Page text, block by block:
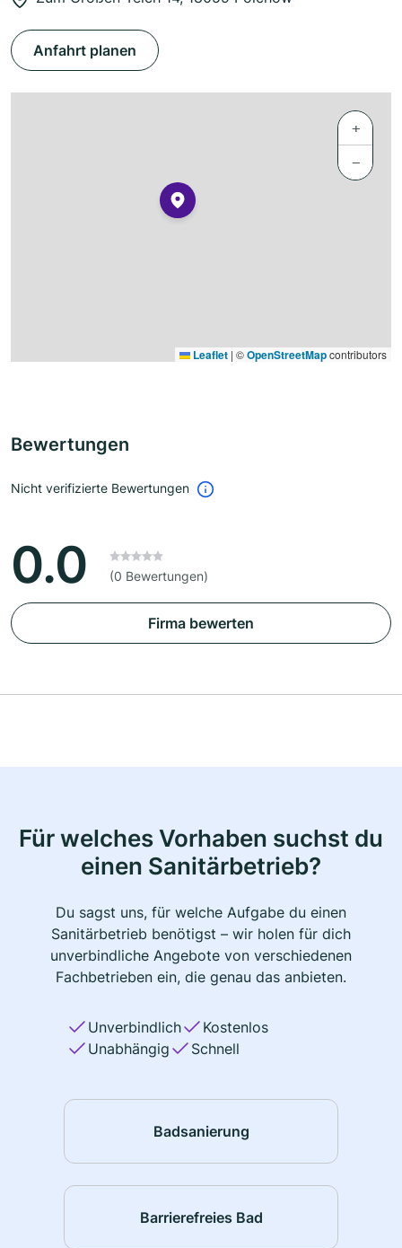
Anfahrt planen
+
−
Leaflet | ©OpenStreetMapcontributors
Bewertungen
Nicht verifizierte Bewertungen
0.0 (0 Bewertungen)
Firma bewerten
Für welches Vorhaben suchst du
einen Sanitärbetrieb?
Du sagst uns, für welche Aufgabe du einen
Sanitärbetrieb benötigst – wir holen für dich
unverbindliche Angebote von verschiedenen
Fachbetrieben ein, die genau das anbieten.
Unverbindlich
Kostenlos
Unabhängig
Schnell
Badsanierung
Barrierefreies Bad